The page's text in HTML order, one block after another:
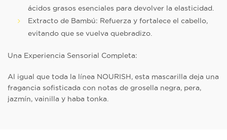
ácidos grasos esenciales para devolver la elasticidad.
Extracto de Bambú: Refuerza y fortalece el cabello,
evitando que se vuelva quebradizo.
Una Experiencia Sensorial Completa:
Al igual que toda la línea NOURISH, esta mascarilla deja una
fragancia sofisticada con notas de grosella negra, pera,
jazmín, vainilla y haba tonka.